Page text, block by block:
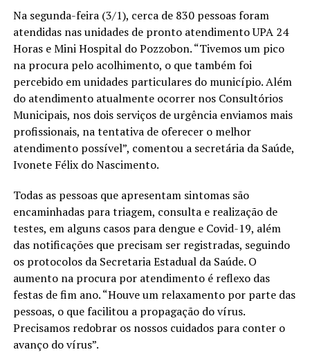
Na segunda-feira (3/1), cerca de 830 pessoas foram
atendidas nas unidades de pronto atendimento UPA 24
Horas e Mini Hospital do Pozzobon. “Tivemos um pico
na procura pelo acolhimento, o que também foi
percebido em unidades particulares do município. Além
do atendimento atualmente ocorrer nos Consultórios
Municipais, nos dois serviços de urgência enviamos mais
profissionais, na tentativa de oferecer o melhor
atendimento possível”, comentou a secretária da Saúde,
Ivonete Félix do Nascimento.
Todas as pessoas que apresentam sintomas são
encaminhadas para triagem, consulta e realização de
testes, em alguns casos para dengue e Covid-19, além
das notificações que precisam ser registradas, seguindo
os protocolos da Secretaria Estadual da Saúde. O
aumento na procura por atendimento é reflexo das
festas de fim ano. “Houve um relaxamento por parte das
pessoas, o que facilitou a propagação do vírus.
Precisamos redobrar os nossos cuidados para conter o
avanço do vírus”.